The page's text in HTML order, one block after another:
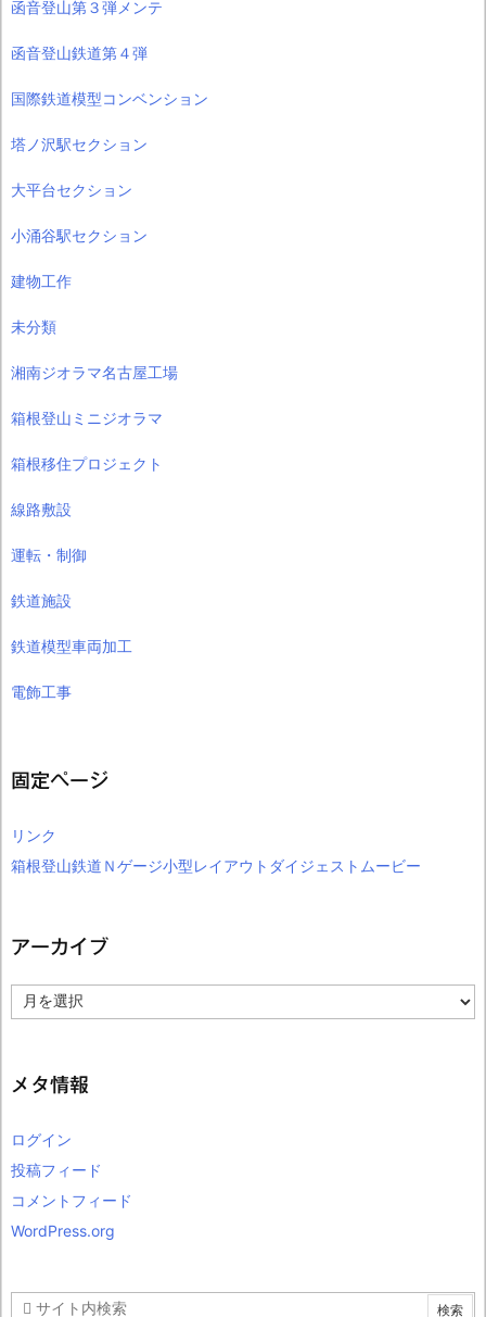
函音登山第３弾メンテ
函音登山鉄道第４弾
国際鉄道模型コンベンション
塔ノ沢駅セクション
大平台セクション
小涌谷駅セクション
建物工作
未分類
湘南ジオラマ名古屋工場
箱根登山ミニジオラマ
箱根移住プロジェクト
線路敷設
運転・制御
鉄道施設
鉄道模型車両加工
電飾工事
固定ページ
リンク
箱根登山鉄道Ｎゲージ小型レイアウトダイジェストムービー
アーカイブ
ー
ブ
メタ情報
ログイン
投稿フィード
コメントフィード
WordPress.org